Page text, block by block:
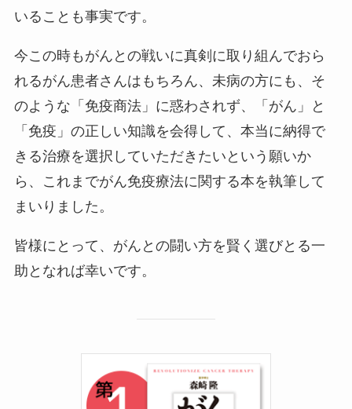
いることも事実です。
今この時もがんとの戦いに真剣に取り組んでおら
れるがん患者さんはもちろん、未病の方にも、そ
のような「免疫商法」に惑わされず、「がん」と
「免疫」の正しい知識を会得して、本当に納得で
きる治療を選択していただきたいという願いか
ら、これまでがん免疫療法に関する本を執筆して
まいりました。
皆様にとって、がんとの闘い方を賢く選びとる一
助となれば幸いです。